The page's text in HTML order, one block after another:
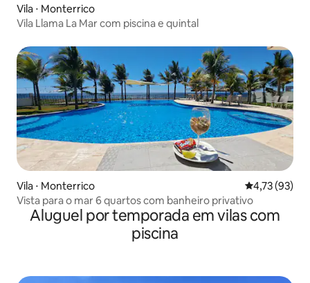
Vila ⋅ Monterrico
Vila Llama La Mar com piscina e quintal
Vila ⋅ Monterrico 4,73 de uma
4,73 (93)
Vista para o mar 6 quartos com banheiro privativo
Aluguel por temporada em vilas com
piscina